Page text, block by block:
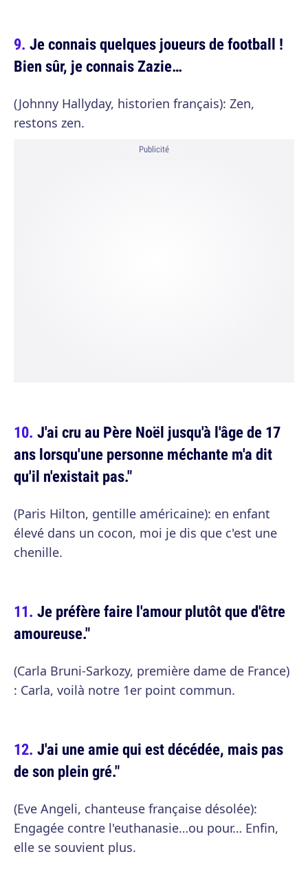
Je connais quelques joueurs de football !
Bien sûr, je connais Zazie…
(Johnny Hallyday, historien français): Zen,
restons zen.
Publicité
J'ai cru au Père Noël jusqu'à l'âge de 17
ans lorsqu'une personne méchante m'a dit
qu'il n'existait pas."
(Paris Hilton, gentille américaine): en enfant
élevé dans un cocon, moi je dis que c'est une
chenille.
Je préfère faire l'amour plutôt que d'être
amoureuse."
(Carla Bruni-Sarkozy, première dame de France)
: Carla, voilà notre 1er point commun.
J'ai une amie qui est décédée, mais pas
de son plein gré."
(Eve Angeli, chanteuse française désolée):
Engagée contre l'euthanasie…ou pour… Enfin,
elle se souvient plus.